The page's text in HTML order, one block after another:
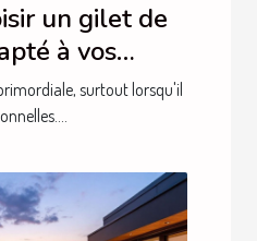
un gilet de
à vos
?
surtout lorsqu'il